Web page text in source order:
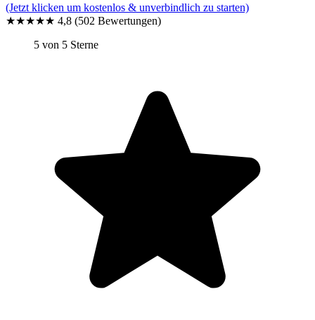
(Jetzt klicken um kostenlos & unverbindlich zu starten)
★★★★★ 4,8 (502 Bewertungen)
5 von 5 Sterne